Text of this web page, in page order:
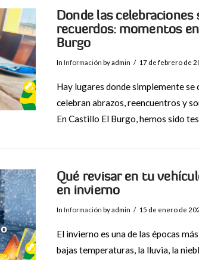
Donde las
recuerdos: momentos
Burgo
In Información by admin 17 de febrero de
Hay lugares donde simplemente se
celebran abrazos, reencuentros y
En Castillo El Burgo, hemos sido
Qué revisar en tu
en invierno
In Información by admin 15 de enero de
El invierno es una de las épocas
bajas temperaturas, la lluvia, la